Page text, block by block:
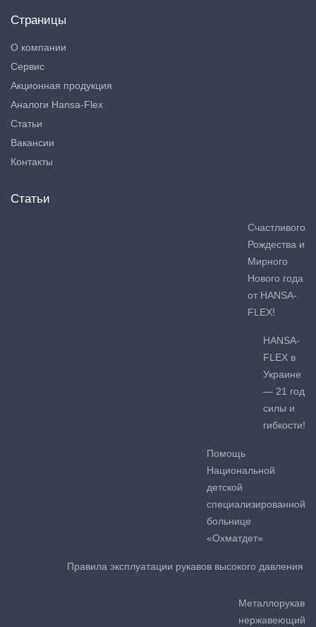
Страницы
О компании
Сервис
Акционная продукция
Аналоги Hansa-Flex
Статьи
Вакансии
Контакты
Статьи
Счастливого
Рождества и
Мирного
Нового года
от HANSA-
FLEX!
HANSA-
FLEX в
Украине
— 21 год
силы и
гибкости!
Помощь
Национальной
детской
специализированной
больнице
«Охматдет»
Правила эксплуатации рукавов высокого давления
Металлорукав
нержавеющий